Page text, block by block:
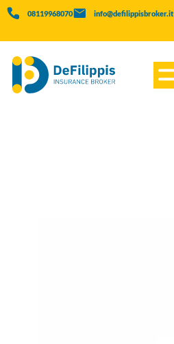
08119968070 info@defilippisbroker.it